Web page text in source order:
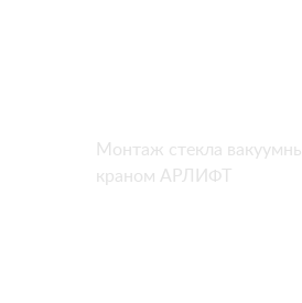
Монтаж стекла
краном АРЛИФТ